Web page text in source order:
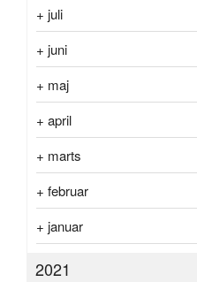
+ juli
+ juni
+ maj
+ april
+ marts
+ februar
+ januar
2021